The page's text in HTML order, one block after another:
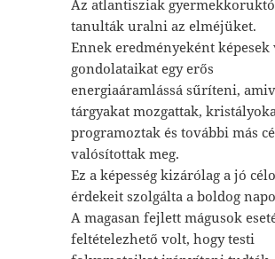
Az atlantisziak
tanulták uralni az elméjüket.
Ennek eredményeként képesek
gondolataikat egy erős
energiaáramlássá sűríteni,
tárgyakat mozgattak,
programoztak és további más
valósítottak meg.
Ez a képesség kizárólag a jó
érdekeit szolgálta a boldog
A magasan fejlett mágusok
feltételezhető volt, hogy testi